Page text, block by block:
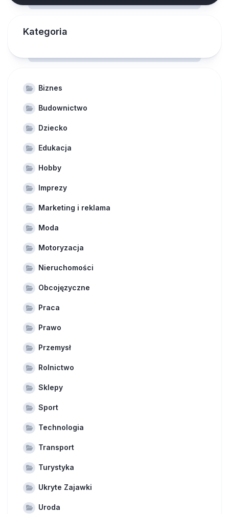
Kategoria
Biznes
Budownictwo
Dziecko
Edukacja
Hobby
Imprezy
Marketing i reklama
Moda
Motoryzacja
Nieruchomości
Obcojęzyczne
Praca
Prawo
Przemysł
Rolnictwo
Sklepy
Sport
Technologia
Transport
Turystyka
Ukryte Zajawki
Uroda